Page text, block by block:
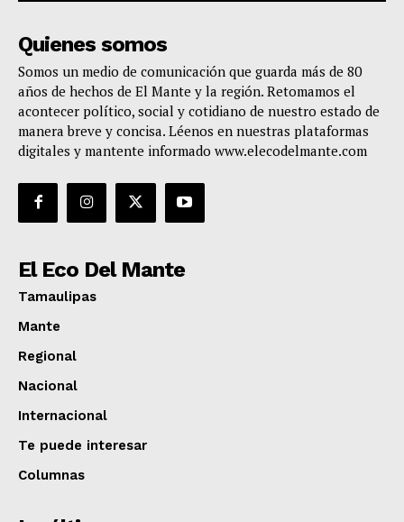
Quienes somos
Somos un medio de comunicación que guarda más de 80
años de hechos de El Mante y la región. Retomamos el
acontecer político, social y cotidiano de nuestro estado de
manera breve y concisa. Léenos en nuestras plataformas
digitales y mantente informado www.elecodelmante.com
El Eco Del Mante
Tamaulipas
Mante
Regional
Nacional
Internacional
Te puede interesar
Columnas